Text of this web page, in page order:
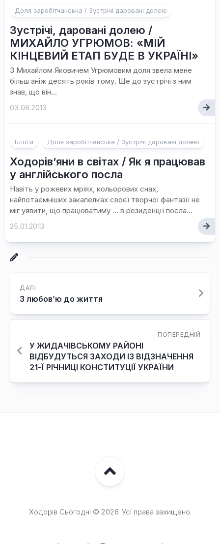
Доля заробітчанська / Зустрічі даровані долею
Зустрічі, даровані долею /
МИХАЙЛО УГРЮМОВ: «МІЙ
КІНЦЕВИЙ ЕТАП БУДЕ В УКРАЇНІ»
З Михайлом Яковичем Угрюмовим доля звела мене
більш аніж десять років тому. Ще до зустрічі з ним
знав, що він...
03.08.2013
Блоги Доля заробітчанська / Зустрічі даровані долею
Ходорів’яни в світах / Як я працював
у англійського посла
Навіть у рожевих мріях, кольорових снах,
найпотаємніших закапелках своєї творчої фантазії не
міг уявити, що працюватиму … в резиденції посла...
25.01.2013
ДАЛІ
З любов’ю до життя
ПОПЕРЕДНІЙ
У ЖИДАЧІВСЬКОМУ РАЙОНІ
ВІДБУДУТЬСЯ ЗАХОДИ ІЗ ВІДЗНАЧЕННЯ
21-Ї РІЧНИЦІ КОНСТИТУЦІЇ УКРАЇНИ
Ходорів Сьогодні © 2026. Усі права захищено.